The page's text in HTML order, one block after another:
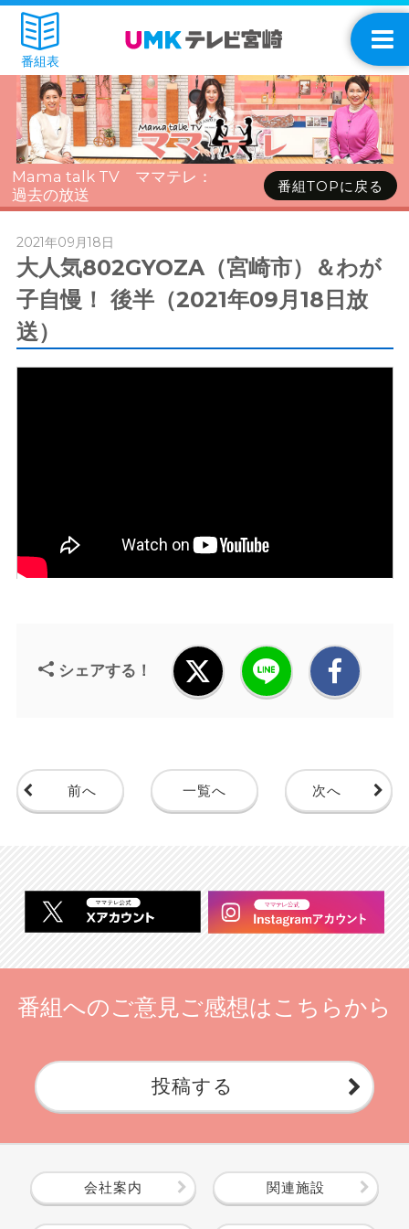
番組表
Mama talk TV ママテレ：
過去の放送
番組TOPに戻る
2021年09月18日
大人気802GYOZA（宮崎市）＆わが
子自慢！ 後半（2021年09月18日放
送）
シェアする！
前へ 一覧へ 次へ
番組へのご意見ご感想はこちらから
投稿する
会社案内 関連施設